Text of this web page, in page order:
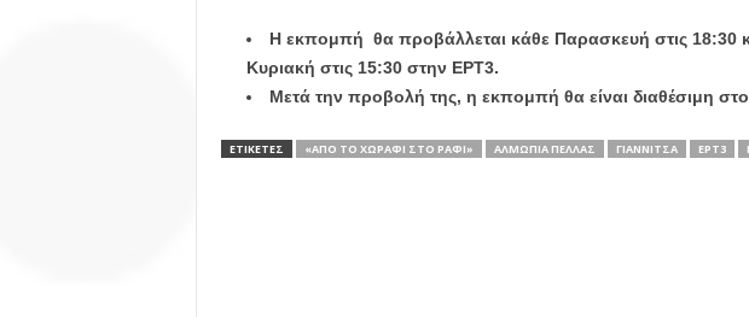
Η εκπομπή θα προβάλλεται κάθε Παρασκευή στις 18:30
Κυριακή στις 15:30 στην ΕΡΤ3.
Μετά την προβολή της, η εκπομπή θα είναι διαθέσιμη
ΕΤΙΚΕΤΕΣ «ΑΠΌ ΤΟ ΧΩΡΆΦΙ ΣΤΟ ΡΆΦΙ» ΑΛΜΩΠΊΑ ΠΈΛΛΑΣ ΓΙΑΝΝΙΤΣΆ ΕΡΤ3